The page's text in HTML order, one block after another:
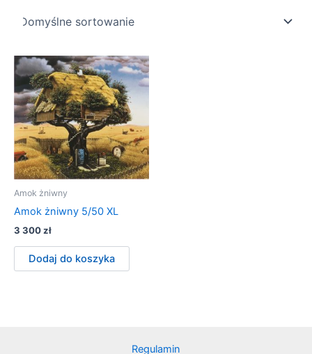
Amok żniwny
Amok żniwny 5/50 XL
3 300zł
Dodaj do koszyka
Regulamin